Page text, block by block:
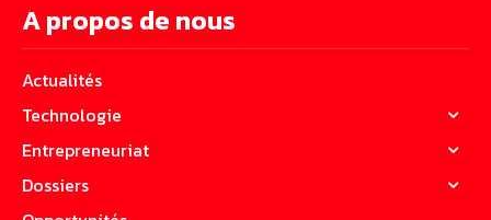
A propos de nous
Actualités
Technologie
Entrepreneuriat
Dossiers